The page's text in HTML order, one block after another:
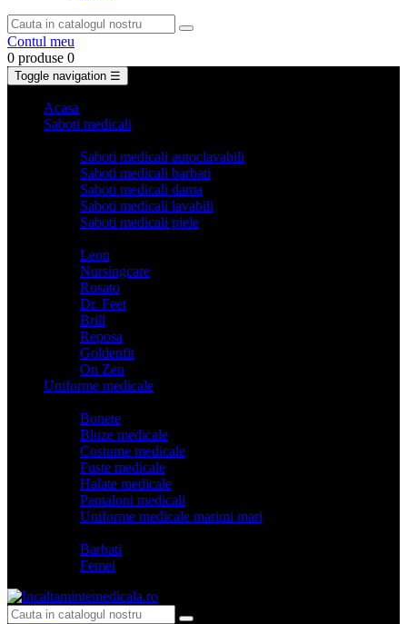
Contul meu
0 produse 0
Toggle navigation ☰
Acasa
Saboti medicali
Saboti medicali autoclavabili
Saboti medicali barbati
Saboti medicali dama
Saboti medicali lavabili
Saboti medicali piele
Leon
Nursingcare
Rosato
Dr. Feet
Brill
Reposa
Goldenfit
On Zen
Uniforme medicale
Bonete
Bluze medicale
Costume medicale
Fuste medicale
Halate medicale
Pantaloni medicali
Uniforme medicale marimi mari
Barbati
Femei